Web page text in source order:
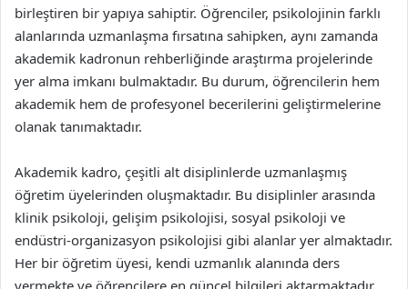
birleştiren bir yapıya sahiptir. Öğrenciler, psikolojinin farklı
alanlarında uzmanlaşma fırsatına sahipken, aynı zamanda
akademik kadronun rehberliğinde araştırma projelerinde
yer alma imkanı bulmaktadır. Bu durum, öğrencilerin hem
akademik hem de profesyonel becerilerini geliştirmelerine
olanak tanımaktadır.
Akademik kadro, çeşitli alt disiplinlerde uzmanlaşmış
öğretim üyelerinden oluşmaktadır. Bu disiplinler arasında
klinik psikoloji, gelişim psikolojisi, sosyal psikoloji ve
endüstri-organizasyon psikolojisi gibi alanlar yer almaktadır.
Her bir öğretim üyesi, kendi uzmanlık alanında ders
vermekte ve öğrencilere en güncel bilgileri aktarmaktadır.